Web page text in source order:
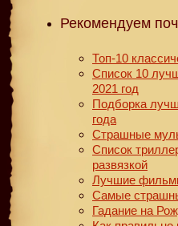
Рекомендуем
Топ-10
Список 10
2021 год
Подборка
года
Страшные
Список
развязкой
Лучшие
Самые
Гадание на